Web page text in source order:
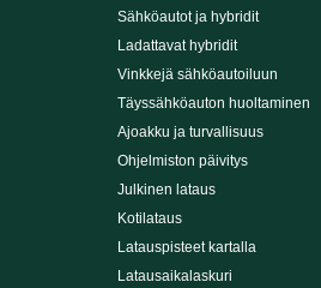
Sähköautot ja hybridit
Ladattavat hybridit
Vinkkejä sähköautoiluun
Täyssähköauton huoltaminen
Ajoakku ja turvallisuus
Ohjelmiston päivitys
Julkinen lataus
Kotilataus
Latauspisteet kartalla
Latausaikalaskuri